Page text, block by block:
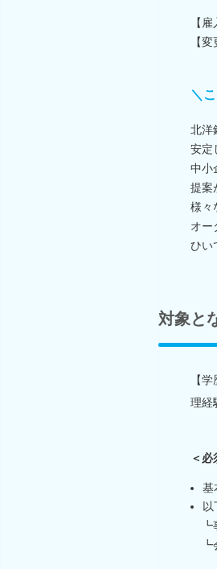
【
【
＼
北洋
安定
中小
提案
様々
オー
ひい
対象と
【
理経
＜必
基
以
┗
┗